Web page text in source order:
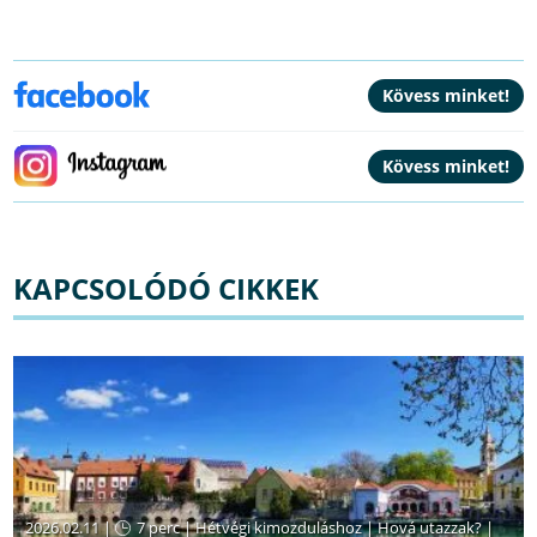
KAPCSOLÓDÓ CIKKEK
2026.02.11 | 7 perc|Hétvégi kimozduláshoz|Hová utazzak?|